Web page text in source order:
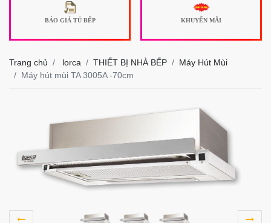
BÁO GIÁ TỦ BẾP KHUYẾN MÃI
Trang chủ lorca THIẾT BỊ NHÀ BẾP
Máy Hút Mùi
Máy hút mùi TA 3005A -70cm